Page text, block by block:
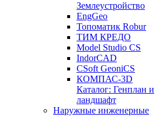
Землеустройство
EngGeo
Топоматик Robur
ТИМ КРЕДО
Model Studio CS
IndorCAD
CSoft GeoniCS
КОМПАС-3D
Каталог: Генплан и
ландшафт
Наружные инженерные